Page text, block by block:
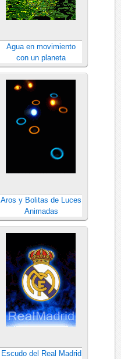
Agua en movimiento
con un planeta
Aros y Bolitas de Luces
Animadas
Escudo del Real Madrid